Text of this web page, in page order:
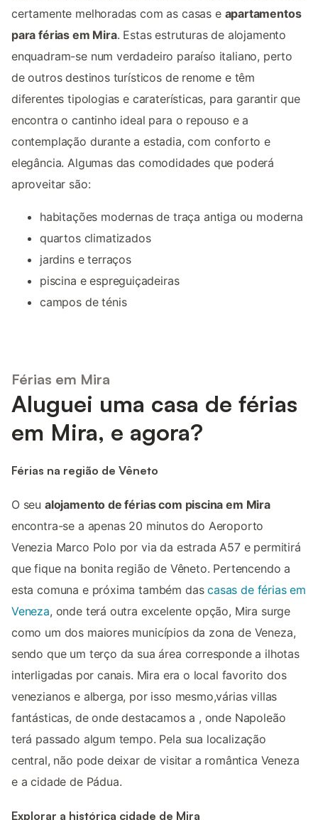
certamente melhoradas com as casas e apartamentos
para férias em Mira. Estas estruturas de alojamento
enquadram-se num verdadeiro paraíso italiano, perto
de outros destinos turísticos de renome e têm
diferentes tipologias e caraterísticas, para garantir que
encontra o cantinho ideal para o repouso e a
contemplação durante a estadia, com conforto e
elegância. Algumas das comodidades que poderá
aproveitar são:
habitações modernas de traça antiga ou moderna
quartos climatizados
jardins e terraços
piscina e espreguiçadeiras
campos de ténis
Férias em Mira
Aluguei uma casa de férias
em Mira, e agora?
Férias na região de Vêneto
O seu alojamento de férias com piscina em Mira
encontra-se a apenas 20 minutos do Aeroporto
Venezia Marco Polo por via da estrada A57 e permitirá
que fique na bonita região de Vêneto. Pertencendo a
esta comuna e próxima também dascasas de férias em
Veneza, onde terá outra excelente opção, Mira surge
como um dos maiores municípios da zona de Veneza,
sendo que um terço da sua área corresponde a ilhotas
interligadas por canais. Mira era o local favorito dos
venezianos e alberga, por isso mesmo,várias villas
fantásticas, de onde destacamos a , onde Napoleão
terá passado algum tempo. Pela sua localização
central, não pode deixar de visitar a romântica Veneza
e a cidade de Pádua.
Explorar a histórica cidade de Mira